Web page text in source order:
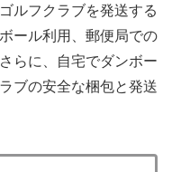
ルフクラブを発送する
ール利用、郵便局での
らに、自宅でダンボー
ブの安全な梱包と発送